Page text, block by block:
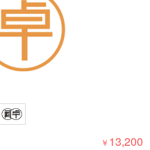
￥ 13,200